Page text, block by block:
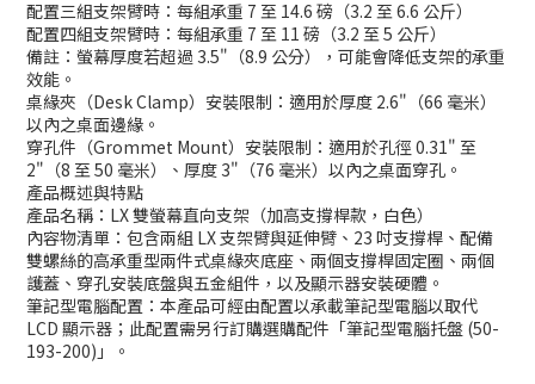
配置三組支架臂時：每組承重 7 至 14.6 磅（3.2 至 6.6 公斤）
配置四組支架臂時：每組承重 7 至 11 磅（3.2 至 5 公斤）
備註：螢幕厚度若超過 3.5"（8.9 公分），可能會降低支架的承重
效能。
桌緣夾（Desk Clamp）安裝限制：適用於厚度 2.6"（66 毫米）
以內之桌面邊緣。
穿孔件（Grommet Mount）安裝限制：適用於孔徑 0.31" 至
2"（8 至 50 毫米）、厚度 3"（76 毫米）以內之桌面穿孔。
產品概述與特點
產品名稱：LX 雙螢幕直向支架（加高支撐桿款，白色）
內容物清單：包含兩組 LX 支架臂與延伸臂、23 吋支撐桿、配備
雙螺絲的高承重型兩件式桌緣夾底座、兩個支撐桿固定圈、兩個
護蓋、穿孔安裝底盤與五金組件，以及顯示器安裝硬體。
筆記型電腦配置：本產品可經由配置以承載筆記型電腦以取代
LCD 顯示器；此配置需另行訂購選購配件「筆記型電腦托盤 (50-
193-200)」。